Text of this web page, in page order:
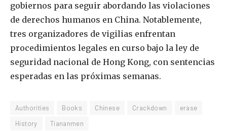
gobiernos para seguir abordando las violaciones
de derechos humanos en China. Notablemente,
tres organizadores de vigilias enfrentan
procedimientos legales en curso bajo la ley de
seguridad nacional de Hong Kong, con sentencias
esperadas en las próximas semanas.
Authorities Books Chinese Crackdown
erase
History
Tiananmen